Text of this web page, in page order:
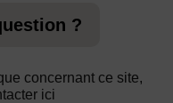
?
concernant ce site,
ici